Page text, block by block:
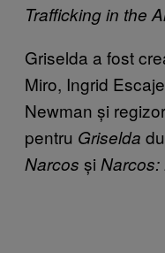
Trafficking in the
Griselda a fost
Miro, Ingrid
Newman și
pentru Griselda
Narcos și Narcos: